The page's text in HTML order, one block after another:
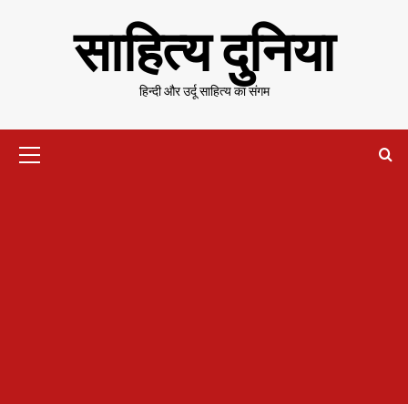
साहित्य दुनिया
हिन्दी और उर्दू साहित्य का संगम
Menu